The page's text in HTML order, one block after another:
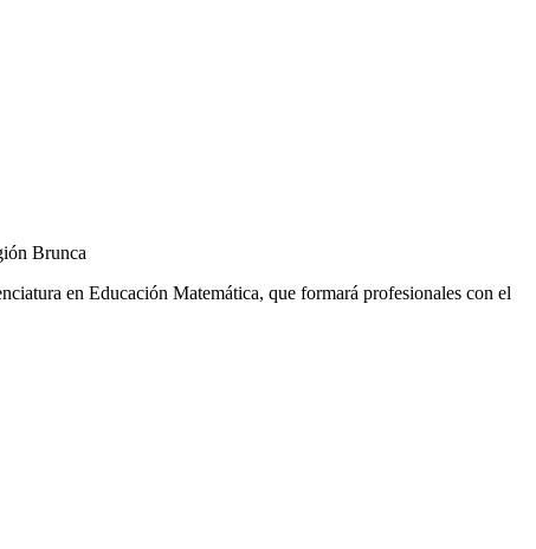
Brunca
en Educación Matemática, que formará profesionales con el